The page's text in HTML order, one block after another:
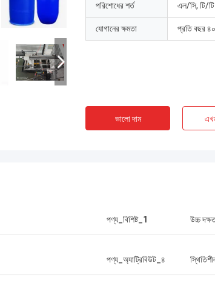
পরিশোধের শর্ত এল/সি, টি/টি
যোগানের ক্ষমতা প্রতি বছর
ভালো দাম
পণ্য_বিশিষ্ট_1 উচ্চ
পণ্য_অ্যাট্রিবিউট_৪